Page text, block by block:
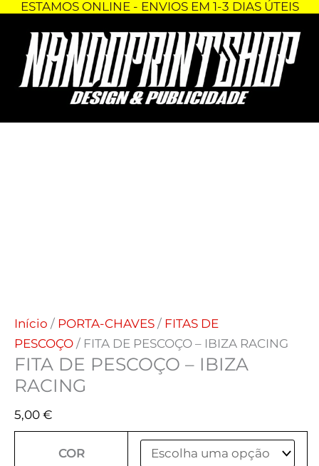
Skip
content
ESTAMOS ONLINE - ENVIOS EM 1-3 DIAS ÚTEIS
Início / PORTA-CHAVES / FITAS DE
PESCOÇO / FITA DE PESCOÇO – IBIZA RACING
FITA DE PESCOÇO – IBIZA
RACING
5,00 €
COR
Quantidade
de
FITA
DE
PESCOÇO